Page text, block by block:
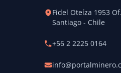
Fidel Oteíza 1953
Santiago - Chile
+56 2 2225 0164